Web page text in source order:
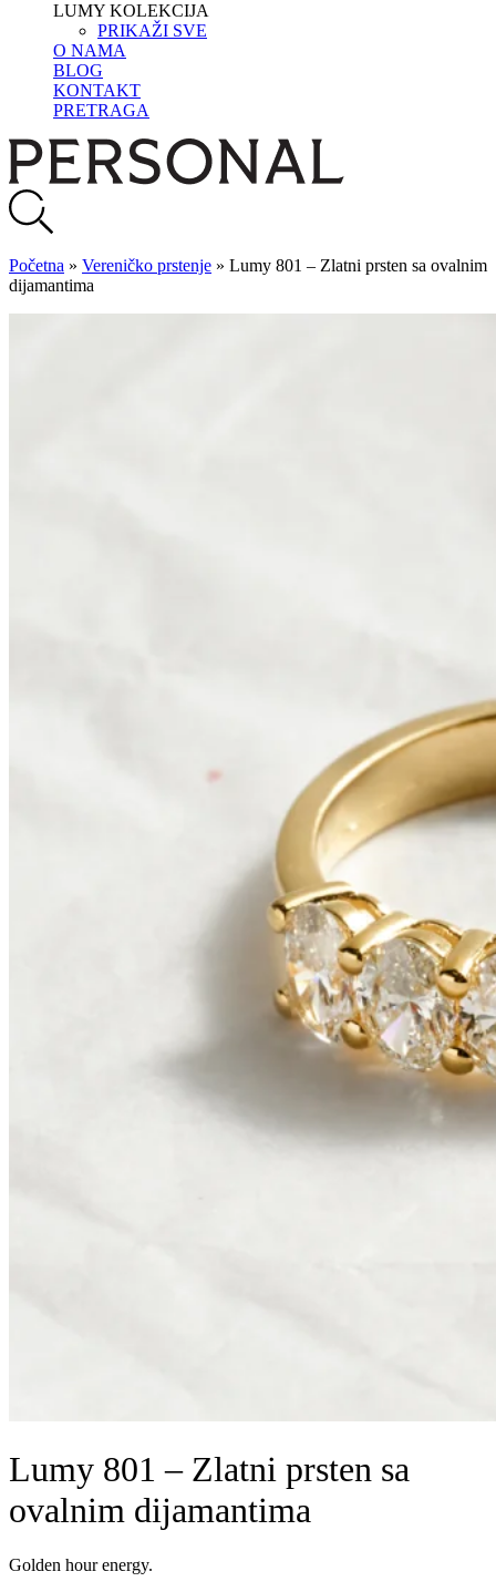
LUMY KOLEKCIJA
PRIKAŽI SVE
O NAMA
BLOG
KONTAKT
PRETRAGA
Početna » Vereničko prstenje » Lumy 801 – Zlatni prsten sa ovalnim
dijamantima
Lumy 801 – Zlatni prsten sa
ovalnim dijamantima
Golden hour energy.